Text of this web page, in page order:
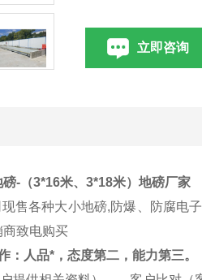
立即咨询
磅-（3*16米、3*18米）地磅厂家
售各种大小地磅,防爆、防腐电
致电购买
：人品*，态度第二，能力第三。